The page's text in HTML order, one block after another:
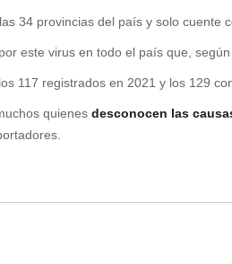
34 provincias del país y solo cuente
este virus en todo el país que,
117 registrados en 2021 y los 129
quienes desconocen las